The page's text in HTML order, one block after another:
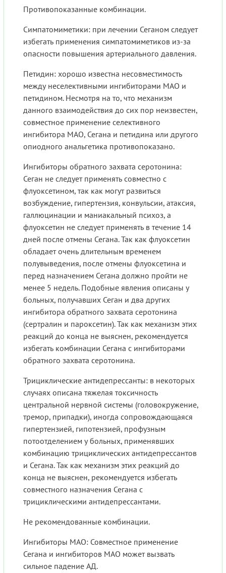
Противопоказанные комбинации.
Симпатомиметики: при лечении Сеганом следует
избегать применения симпатомиметиков из-за
опасности повышения артериального давления.
Петидин: хорошо известна несовместимость
между неселективными ингибиторами МАО и
петидином. Несмотря на то, что механизм
данного взаимодействия до сих пор неизвестен,
совместное применение селективного
ингибитора МАО, Сегана и петидина или другого
опиодного анальгетика противопоказано.
Ингибиторы обратного захвата серотонина:
Сеган не следует применять совместно с
флуоксетином, так как могут развиться
возбуждение, гипертензия, конвульсии, атаксия,
галлюцинации и маниакальный психоз, а
флуоксетин не следует применять в течение 14
дней после отмены Сегана. Так как флуоксетин
обладает очень длительным временем
полувыведения, после отмены флуоксетина и
перед назначением Сегана должно пройти не
менее 5 недель. Подобные явления описаны у
больных, получавших Сеган и два других
ингибитора обратного захвата серотонина
(сертралин и пароксетин). Так как механизм этих
реакций до конца не выяснен, рекомендуется
избегать комбинации Сегана с ингибиторами
обратного захвата серотонина.
Трициклические антидепрессанты: в некоторых
случаях описана тяжелая токсичность
центральной нервной системы (головокружение,
тремор, припадки), иногда сопровождающаяся
гипертензией, гипотензией, профузным
потоотделением у больных, применявших
комбинацию трициклических антидепрессантов
и Сегана. Так как механизм этих реакций до
конца не выяснен, рекомендуется избегать
совместного назначения Сегана с
трициклическими антидепрессантами.
Не рекомендованные комбинации.
Ингибиторы МАО: Совместное применение
Сегана и ингибиторов МАО может вызвать
сильное падение АД.